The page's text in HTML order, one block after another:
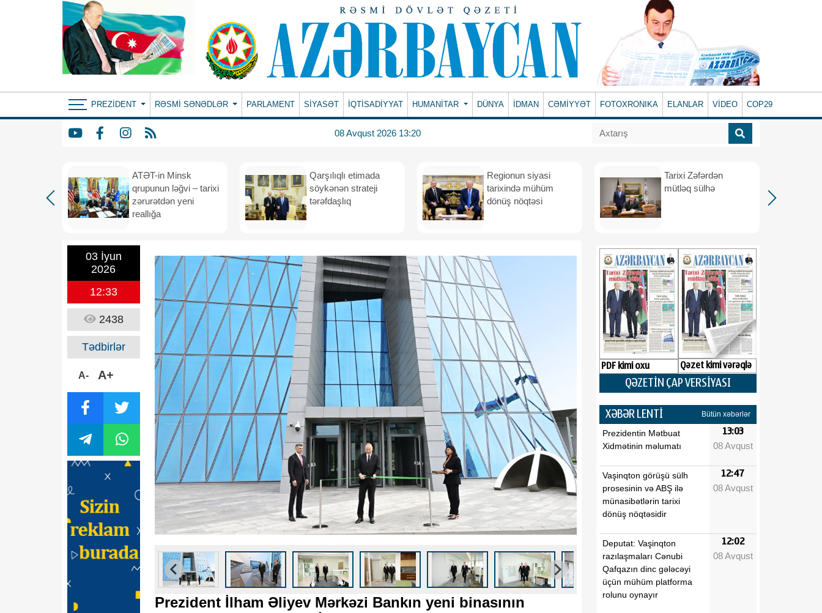
PREZIDENT RƏSMI SƏNƏDLƏR PARLAMENT SİYASƏT İQTİSADİYYAT HUMANITAR DÜNYA İDMAN CƏMİYYƏT FOTOXRONIKA ELANLAR VİDEO COP29
08 Avqust 2026 13:20
ATƏT-in Minsk
qrupunun ləğvi – tarixi
zərurətdən yeni
reallığa
Qarşılıqlı etimada
söykənən strateji
tərəfdaşlıq
Regionun siyasi
tarixində mühüm
dönüş nöqtəsi
Tarixi Zəfərdən
mütləq sülhə
03 İyun
2026
12:33
2438
Tədbirlər
A- A+
Prezident İlham Əliyev Mərkəzi Bankın yeni binasının
PDF kimi oxu Qəzet kimi vərəqlə
QƏZETİN ÇAP VERSİYASI
XƏBƏR LENTİ Bütün xəbərlər
Prezidentin Mətbuat
Xidmətinin məlumatı
13:03
08 Avqust
Vaşinqton görüşü sülh
prosesinin və ABŞ ilə
münasibətlərin tarixi
dönüş nöqtəsidir
12:47
08 Avqust
Deputat: Vaşinqton
razılaşmaları Cənubi
Qafqazın dinc gələcəyi
üçün mühüm platforma
rolunu oynayır
12:02
08 Avqust